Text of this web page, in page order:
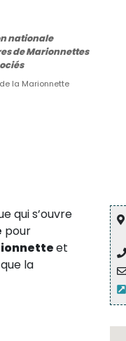
nationale
de Marionnettes
la Marionnette
qui s’ouvre
pour
et
la